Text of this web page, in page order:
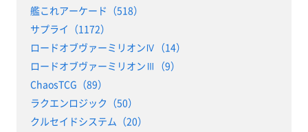
艦これアーケード（518）
サプライ（1172）
ロードオブヴァーミリオンⅣ（14）
ロードオブヴァーミリオンⅢ（9）
ChaosTCG（89）
ラクエンロジック（50）
クルセイドシステム（20）